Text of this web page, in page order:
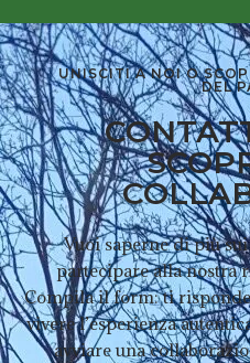
UNISCITI A NOI O
DEL
Vuoi saperne di più
partecipare alla nostra
Compila il form: ti
vivere l’esperienza
avviare una